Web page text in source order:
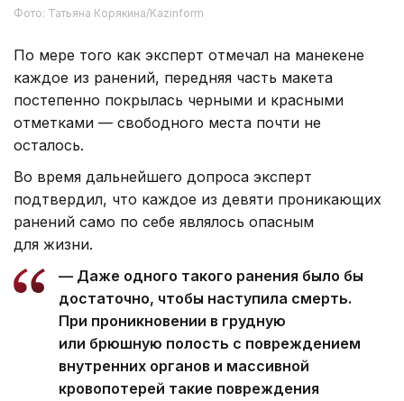
Фото: Татьяна Корякина/Kazinform
По мере того как эксперт отмечал на манекене
каждое из ранений, передняя часть макета
постепенно покрылась черными и красными
отметками — свободного места почти не
осталось.
Во время дальнейшего допроса эксперт
подтвердил, что каждое из девяти проникающих
ранений само по себе являлось опасным
для жизни.
— Даже одного такого ранения было бы
достаточно, чтобы наступила смерть.
При проникновении в грудную
или брюшную полость с повреждением
внутренних органов и массивной
кровопотерей такие повреждения